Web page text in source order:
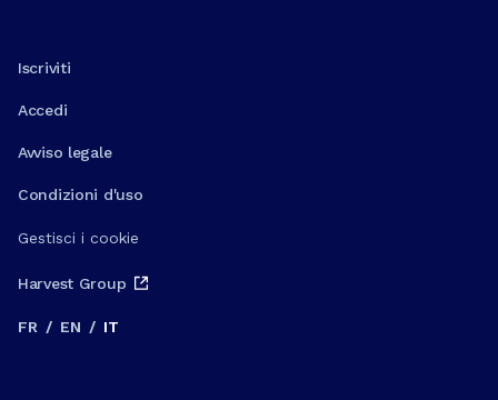
Iscriviti
Accedi
Avviso legale
Condizioni d'uso
Gestisci i cookie
Harvest Group
FR / EN / IT